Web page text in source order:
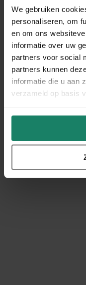
We gebruiken
personaliseren, om
en om ons
informatie over uw
partners voor social
partners kunnen
informatie die u aan
verzameld op basis